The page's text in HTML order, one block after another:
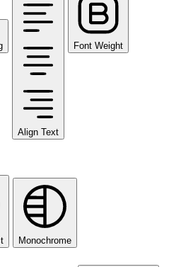
Align Text
Font Weight
Monochrome